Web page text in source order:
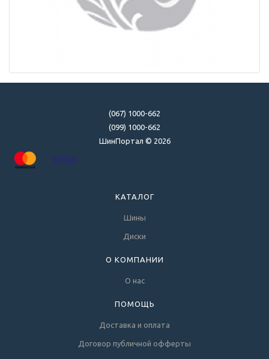
(067) 1000-662
(099) 1000-662
ШинПортал © 2026
КАТАЛОГ
Шины
Диски
О КОМПАНИИ
О нас
ПОМОЩЬ
Доставка и оплата
Договор публичной офферты